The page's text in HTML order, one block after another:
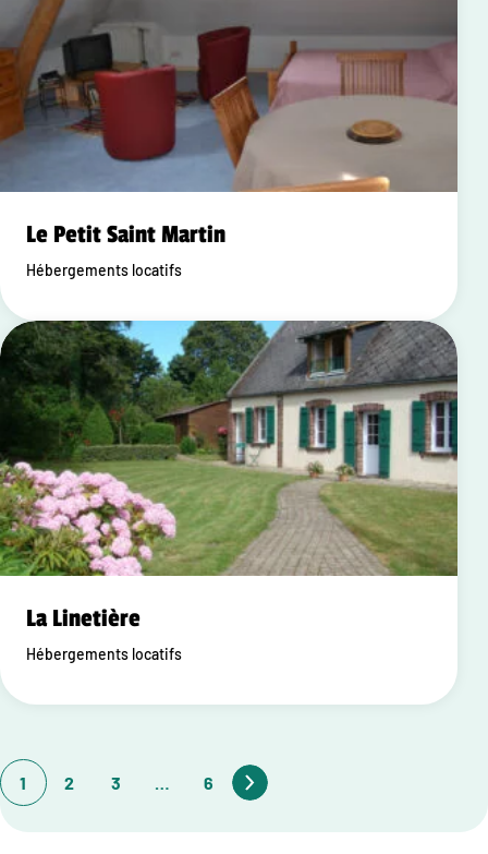
Le Petit Saint Martin
Hébergements locatifs
La Linetière
Hébergements locatifs
1 2 3 … 6